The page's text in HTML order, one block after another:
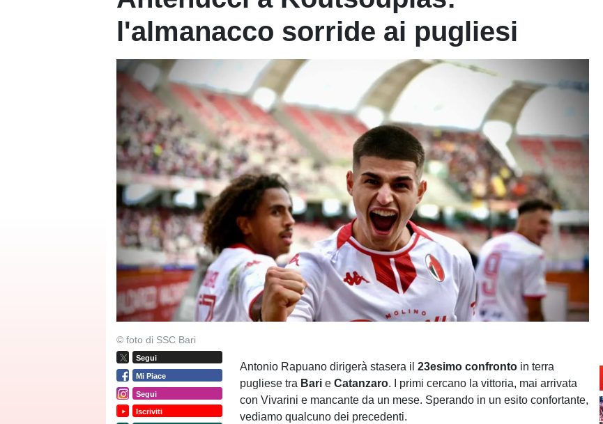
l'almanacco sorride ai pugliesi
© foto di SSC Bari
Segui
Mi Piace
Segui
Iscriviti
Antonio Rapuano dirigerà stasera il23esimo confronto in terra
pugliese tra Bari eCatanzaro. I primi cercano la vittoria, mai arrivata
con Vivarini e mancante da un mese. Sperando in un esito confortante,
vediamo qualcuno dei precedenti.